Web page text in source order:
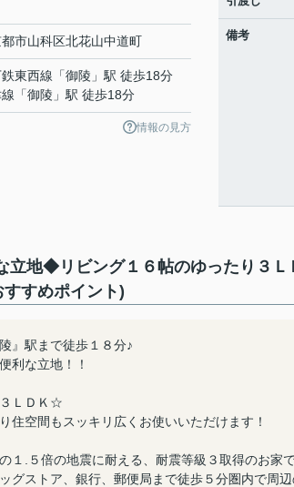
市山科区北花山中道町
東西線 「御陵 」駅 徒歩18分
「御陵 」駅 徒歩18分
情報の見方
備考
立地◆リビング１６帖のゆったり３
すめポイント)
』駅まで徒歩１８分♪
利な立地！！
ＬＤＫ☆
住空間もスッキリ広くお使いいただけます！
１.５倍の地震に耐える、耐震等級３取得のお家
グストア、銀行、郵便局まで徒歩５分圏内で周